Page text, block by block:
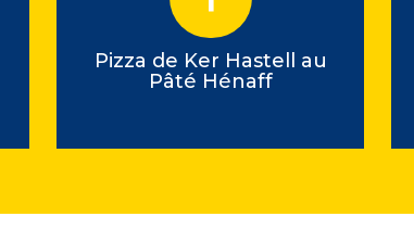
Pizza de Ker Hastell au
Pâté Hénaff